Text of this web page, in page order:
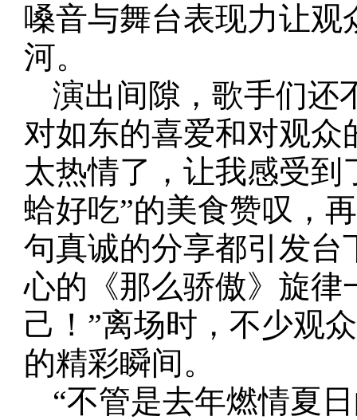
嗓音与舞台表现力让
河。
演出间隙，歌手们还
对如东的喜爱和对观众
太热情了，让我感受到
蛤好吃”的美食赞叹，
句真诚的分享都引发台
心的《那么骄傲》旋律
己！”离场时，不少观
的精彩瞬间。
“不管是去年燃情夏